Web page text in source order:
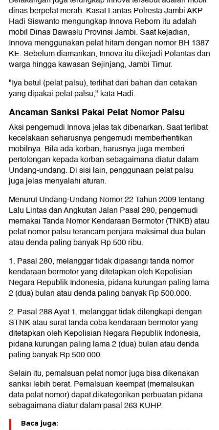
dinas berpelat merah. Kasat Lantas Polresta Jambi AKP
Hadi Siswanto mengungkap Innova Reborn itu adalah
mobil Dinas Bawaslu Provinsi Jambi. Saat kejadian,
Innova menggunakan pelat hitam dengan nomor BH 1387
KE. Sebelum diamankan, Innova itu dikejadi Polantas dan
warga hingga kawasan Sejinjang, Jambi Timur.
"Iya betul (pelat palsu), terlihat dari bahan dan cetakan
yang dipakai pelat palsu," kata Hadi.
Ancaman Sanksi Pakai Pelat Nomor Palsu
Aksi pengemudi Innova jelas tak dibenarkan. Saat terlibat
kecelakaan seharusnya pengemudi memberhentikan
mobilnya. Bila ada korban, harusnya juga memberi
pertolongan kepada korban sebagaimana diatur dalam
Undang-undang. Di sisi lain, penggunaan pelat palsu
juga jelas menyalahi aturan.
Menurut Undang-Undang Nomor 22 Tahun 2009 tentang
Lalu Lintas dan Angkutan Jalan Pasal 280, pengemudi
memakai Tanda Nomor Kendaraan Bermotor (TNKB) atau
pelat nomor palsu terancam penjara maksimal dua bulan
atau denda paling banyak Rp 500 ribu.
1. Pasal 280, melanggar tidak dipasangi tanda nomor
kendaraan bermotor yang ditetapkan oleh Kepolisian
Negara Republik Indonesia, pidana kurungan paling lama
2 (dua) bulan atau denda paling banyak Rp 500.000.
2. Pasal 288 Ayat 1, melanggar tidak dilengkapi dengan
STNK atau surat tanda coba kendaraan bermotor yang
ditetapkan oleh Kepolisian Negara Republik Indonesia,
pidana kurungan paling lama 2 (dua) bulan atau denda
paling banyak Rp 500.000.
Selain itu, pemalsuan pelat nomor juga bisa dikenakan
sanksi lebih berat. Pemalsuan keempat (memalsukan
data pelat nomor) dapat dikategorikan perbuatan pidana
sebagaimana diatur dalam pasal 263 KUHP.
Baca juga: